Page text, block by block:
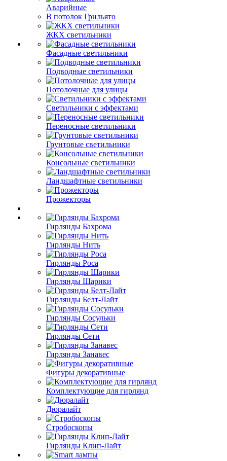
Аварийные
В потолок Грильято
ЖКХ светильники
Фасадные светильники
Подводные светильники
Потолочные для улицы
Светильники с эффектами
Переносные светильники
Грунтовые светильники
Консольные светильники
Ландшафтные светильники
Прожекторы
Гирлянды Бахрома
Гирлянды Нить
Гирлянды Роса
Гирлянды Шарики
Гирлянды Белт-Лайт
Гирлянды Сосульки
Гирлянды Сети
Гирлянды Занавес
Фигуры декоративные
Комплектующие для гирлянд
Дюралайт
Стробоскопы
Гирлянды Клип-Лайт